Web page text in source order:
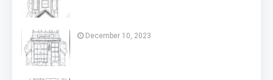
December 10, 2023